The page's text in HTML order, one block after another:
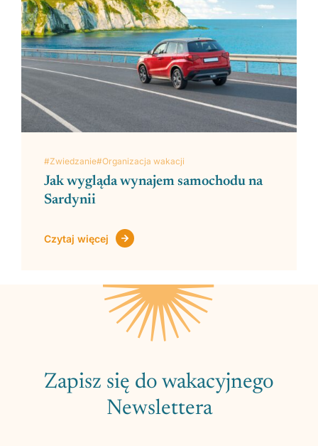
#Zwiedzanie#Organizacja wakacji
Jak wygląda wynajem samochodu na
Sardynii
Czytaj więcej
Zapisz się do wakacyjnego
Newslettera